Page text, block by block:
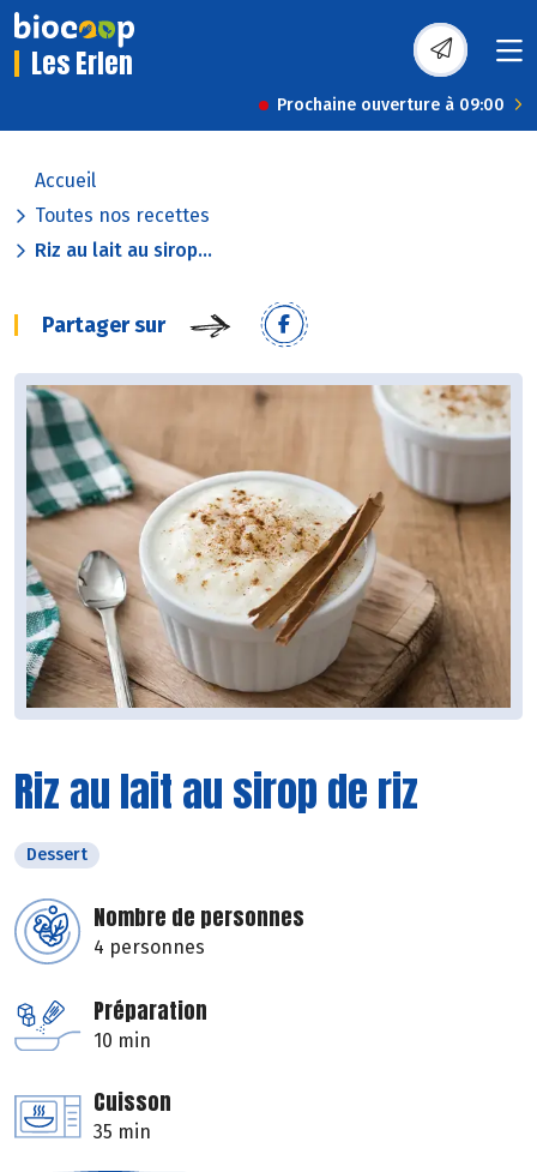
Les Erlen
Prochaine ouverture à 09:00
Accueil
Toutes nos recettes
Riz au lait au sirop...
Partager sur
Riz au lait au sirop de riz
Dessert
Nombre de personnes
4 personnes
Préparation
10 min
Cuisson
35 min